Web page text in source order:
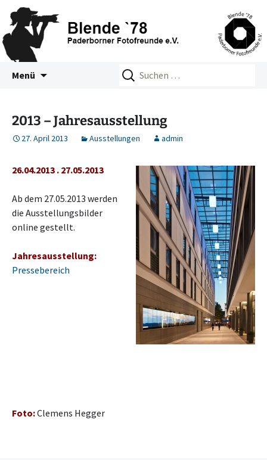
Blende 78 – Paderborner
Menü
Suchen
nach:
2013 – Jahresausstellung
27. April 2013 Ausstellungen admin
26.04.2013 . 27.05.2013
Ab dem 27.05.2013 werden
die Ausstellungsbilder
online gestellt.
Jahresausstellung:
Pressebereich
Foto:Clemens Hegger